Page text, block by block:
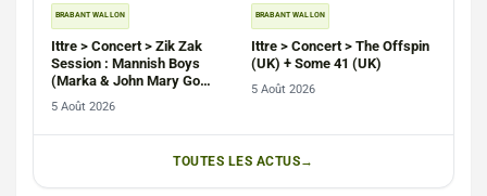
BRABANT WALLON
Ittre > Concert > Zik Zak
Session : Mannish Boys
(Marka & John Mary Go
Round)
5 Août 2026
BRABANT WALLON
Ittre > Concert > The Offspin
(UK) + Some 41 (UK)
5 Août 2026
TOUTES LES ACTUS